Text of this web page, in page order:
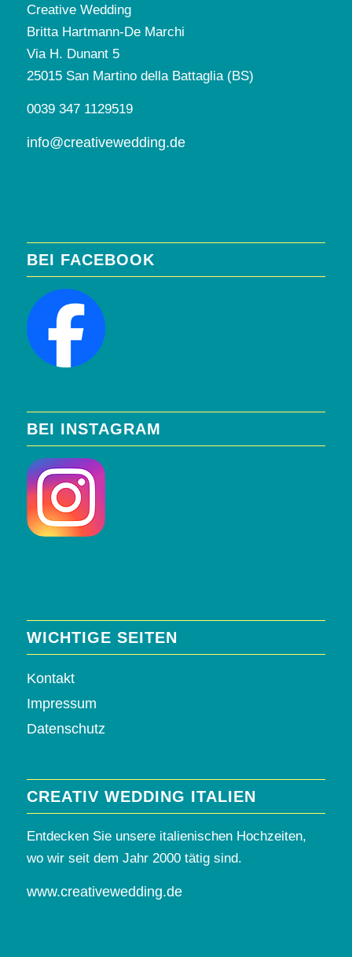
Creative Wedding
Britta Hartmann-De Marchi
Via H. Dunant 5
25015 San Martino della Battaglia (BS)
0039 347 1129519
info@creativewedding.de
BEI FACEBOOK
BEI INSTAGRAM
WICHTIGE SEITEN
Kontakt
Impressum
Datenschutz
CREATIV WEDDING ITALIEN
Entdecken Sie unsere italienischen Hochzeiten,
wo wir seit dem Jahr 2000 tätig sind.
www.creativewedding.de